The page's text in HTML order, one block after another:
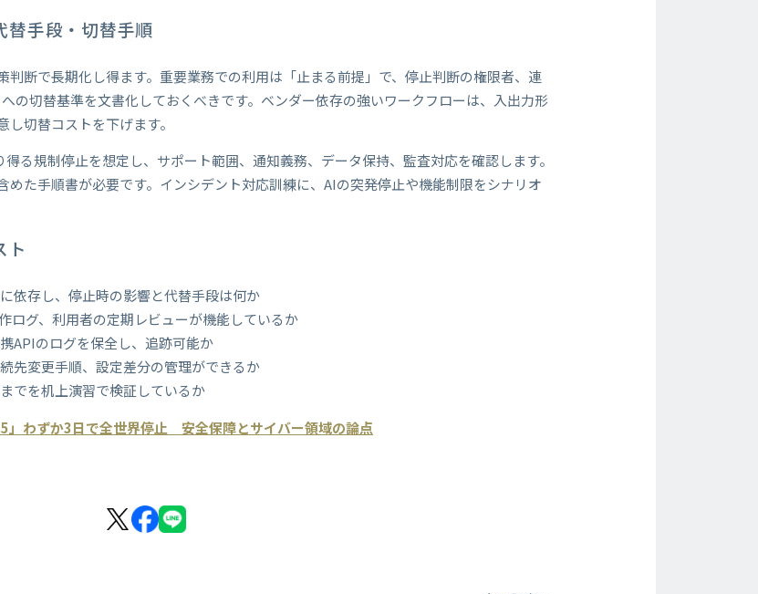
替手段・切替手順
断で長期化し得ます。重要業務での利用は「止まる前提」で、停止判断の権限者、連
の切替基準を文書化しておくべきです。ベンダー依存の強いワークフローは、入出力形
切替コストを下げます。
る規制停止を想定し、サポート範囲、通知義務、データ保持、監査対応を確認します。
た手順書が必要です。インシデント対応訓練に、AIの突発停止や機能制限をシナリオ
ト
依存し、停止時の影響と代替手段は何か
ログ、利用者の定期レビューが機能しているか
APIのログを保全し、追跡可能か
先変更手順、設定差分の管理ができるか
でを机上演習で検証しているか
」わずか3日で全世界停止 安全保障とサイバー領域の論点